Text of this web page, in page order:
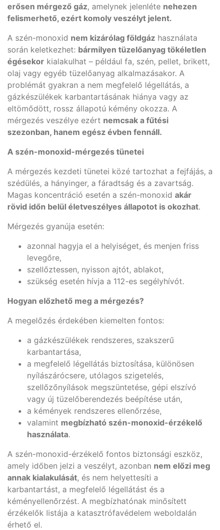
erősen mérgező gáz, amelynek jelenléte nehezen
felismerhető, ezért komoly veszélyt jelent.
A szén-monoxid nem kizárólag földgáz használata
során keletkezhet: bármilyen tüzelőanyag tökéletlen
égésekor kialakulhat – például fa, szén, pellet, brikett,
olaj vagy egyéb tüzelőanyag alkalmazásakor. A
problémát gyakran a nem megfelelő légellátás, a
gázkészülékek karbantartásának hiánya vagy az
eltömődött, rossz állapotú kémény okozza. A
mérgezés veszélye ezért nemcsak a fűtési
szezonban, hanem egész évben fennáll.
A szén-monoxid-mérgezés tünetei
A mérgezés kezdeti tünetei közé tartozhat a fejfájás, a
szédülés, a hányinger, a fáradtság és a zavartság.
Magas koncentráció esetén a szén-monoxid akár
rövid időn belül életveszélyes állapotot is okozhat.
Mérgezés gyanúja esetén:
azonnal hagyja el a helyiséget, és menjen friss
levegőre,
szellőztessen, nyisson ajtót, ablakot,
szükség esetén hívja a 112-es segélyhívót.
Hogyan előzhető meg a mérgezés?
A megelőzés érdekében kiemelten fontos:
a gázkészülékek rendszeres, szakszerű
karbantartása,
a megfelelő légellátás biztosítása, különösen
nyílászárócsere, utólagos szigetelés,
szellőzőnyílások megszüntetése, gépi elszívó
vagy új tüzelőberendezés beépítése után,
a kémények rendszeres ellenőrzése,
valamint megbízható szén-monoxid-érzékelő
használata.
A szén-monoxid-érzékelő fontos biztonsági eszköz,
amely időben jelzi a veszélyt, azonban nem előzi meg
annak kialakulását, és nem helyettesíti a
karbantartást, a megfelelő légellátást és a
kéményellenőrzést. A megbízhatónak minősített
érzékelők listája a katasztrófavédelem weboldalán
érhető el.